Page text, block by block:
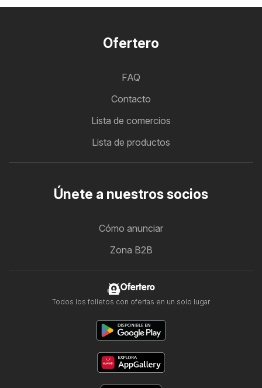
Ofertero
FAQ
Contacto
Lista de comercios
Lista de productos
Únete a nuestros socios
Cómo anunciar
Zona B2B
Ofertero
Todos los folletos con ofertas en un solo lugar